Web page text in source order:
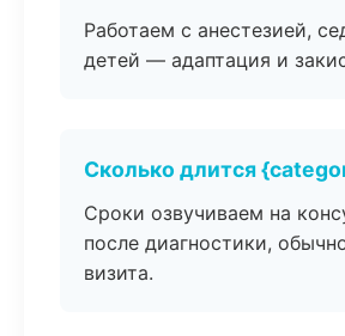
Работаем с анестезией,
детей — адаптация и
Сколько длится
Сроки озвучиваем на
после диагностики,
визита.